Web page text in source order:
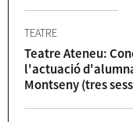
TEATRE
Teatre Ateneu:
l'actuació
Montseny (tres